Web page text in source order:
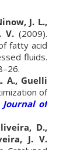
J. L.,
V.(2009).
fatty acid
fluids.
A., Guelli
of
Journal of
D.,
J. V.